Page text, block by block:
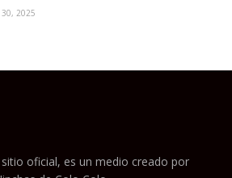
30, 2025
oficial, es un medio creado por